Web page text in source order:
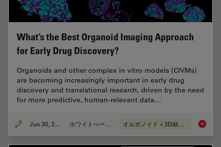
What’s the Best Organoid Imaging Approach
for Early Drug Discovery?
Organoids and other complex in vitro models (CIVMs)
are becoming increasingly important in early drug
discovery and translational research, driven by the need
for more predictive, human-relevant data…
Jun 30, 2026 ホワイトぺーパー オルガノイド＋3D細胞培養